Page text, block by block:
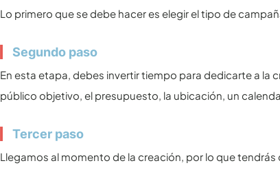
Lo primero que se debe hacer es elegir el tipo de
Segundo paso
En esta etapa, debes invertir tiempo para dedicarte a la
público objetivo, el presupuesto, la ubicación, un
Tercer paso
Llegamos al momento de la creación, por lo que